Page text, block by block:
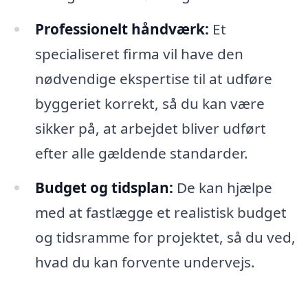
Professionelt håndværk: Et
specialiseret firma vil have den
nødvendige ekspertise til at udføre
byggeriet korrekt, så du kan være
sikker på, at arbejdet bliver udført
efter alle gældende standarder.
Budget og tidsplan: De kan hjælpe
med at fastlægge et realistisk budget
og tidsramme for projektet, så du ved,
hvad du kan forvente undervejs.